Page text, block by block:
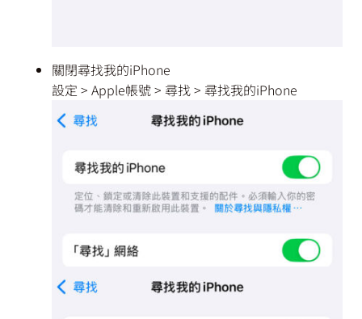
關閉尋找我的iPhone
設定 > Apple帳號 > 尋找 > 尋找我的iPhone